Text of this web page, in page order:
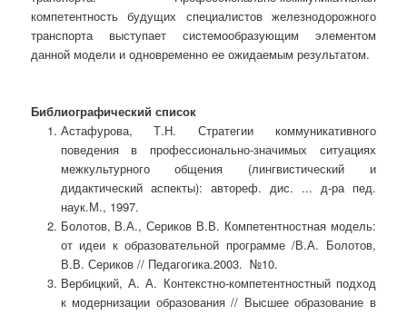
компетентность будущих специалистов железнодорожного
транспорта выступает системообразующим элементом
данной модели и одновременно ее ожидаемым результатом.
Библиографический список
Астафурова, Т.Н. Стратегии коммуникативного
поведения в профессионально-значимых ситуациях
межкультурного общения (лингвистический и
дидактический аспекты): автореф. дис. ... д-ра пед.
наук.М., 1997.
Болотов, В.А., Сериков В.В. Компетентностная модель:
от идеи к образовательной программе /В.А. Болотов,
В.В. Сериков // Педагогика.2003. №10.
Вербицкий, А. А. Контекстно-компетентностный подход
к модернизации образования // Высшее образование в